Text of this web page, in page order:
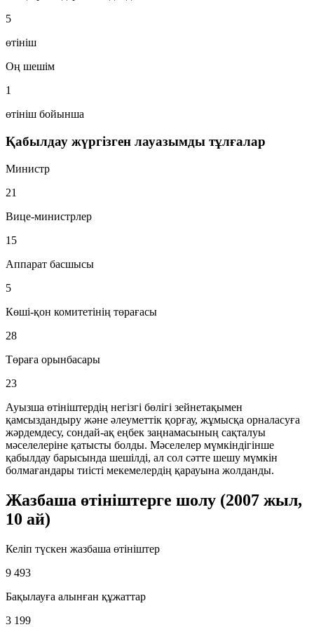
5
өтініш
Оң шешім
1
өтініш бойынша
Қабылдау жүргізген лауазымды тұлғалар
Министр
21
Вице-министрлер
15
Аппарат басшысы
5
Көші-қон комитетінің төрағасы
28
Төраға орынбасары
23
Ауызша өтініштердің негізгі бөлігі зейнетақымен
қамсыздандыру және әлеуметтік қорғау, жұмысқа орналасуға
жәрдемдесу, сондай-ақ еңбек заңнамасының сақталуы
мәселелеріне қатысты болды. Мәселелер мүмкіндігінше
қабылдау барысында шешілді, ал сол сәтте шешу мүмкін
болмағандары тиісті мекемелердің қарауына жолданды.
Жазбаша өтініштерге шолу (2007 жыл,
10 ай)
Келіп түскен жазбаша өтініштер
9 493
Бақылауға алынған құжаттар
3 199